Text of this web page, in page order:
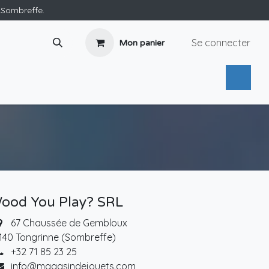
Mon panier Se connecter
You Play? SRL
67 Chaussée de Gembloux
Tongrinne (Sombreffe)
+32 71 85 23 25
info@magasindejouets.com